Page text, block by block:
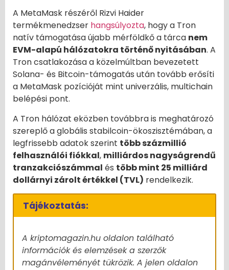
A MetaMask részéről Rizvi Haider
termékmenedzser hangsúlyozta, hogy a Tron
natív támogatása újabb mérföldkő a tárca nem
EVM-alapú hálózatokra történő nyitásában. A
Tron csatlakozása a közelmúltban bevezetett
Solana- és Bitcoin-támogatás után tovább erősíti
a MetaMask pozícióját mint univerzális, multichain
belépési pont.
A Tron hálózat eközben továbbra is meghatározó
szereplő a globális stabilcoin-ökoszisztémában, a
legfrissebb adatok szerint több százmillió
felhasználói fiókkal, milliárdos nagyságrendű
tranzakciószámmal és több mint 25 milliárd
dollárnyi zárolt értékkel (TVL) rendelkezik.
Tájékoztatás:
A kriptomagazin.hu oldalon található
információk és elemzések a szerzők
magánvéleményét tükrözik. A jelen oldalon